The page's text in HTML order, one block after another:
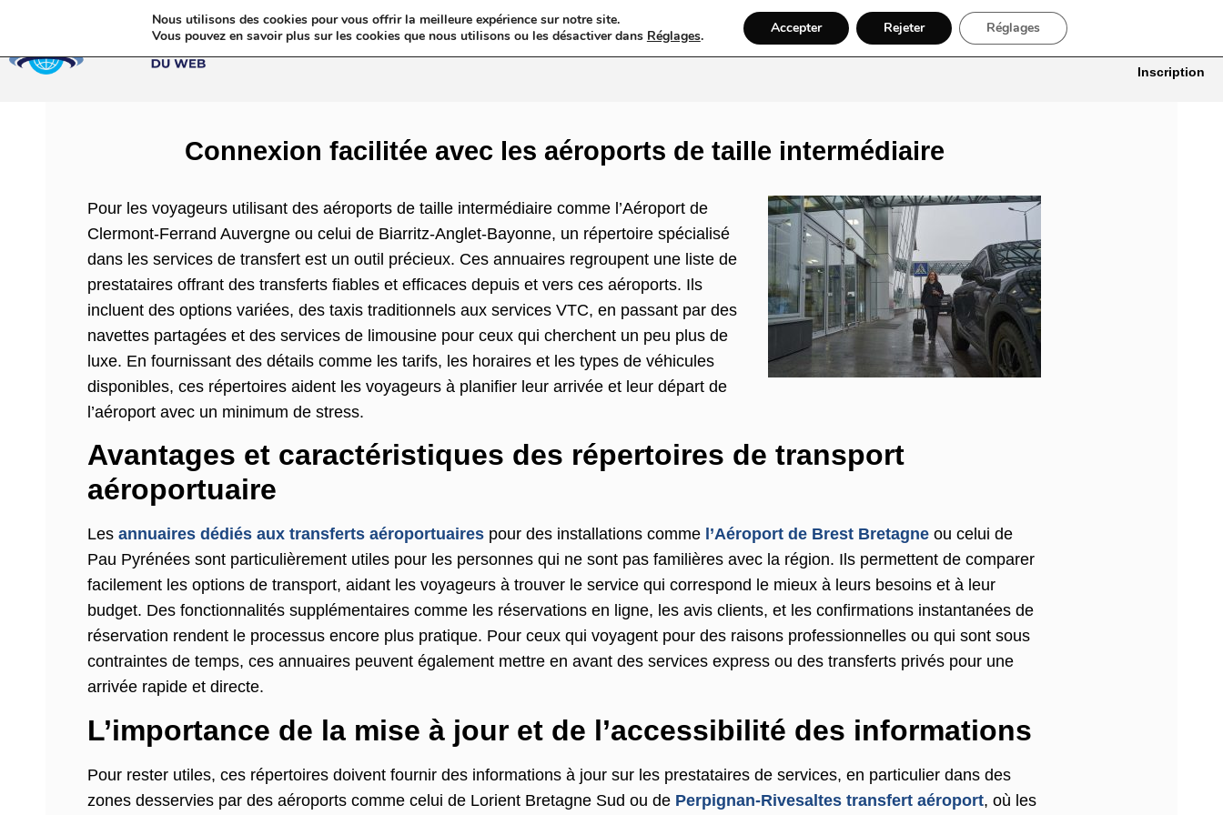
Annuaires & Blogs Web Taxi VTC Ambulance Locations De Voitures Bâtiment, Artisans & Électriciens
Inscription
Connexion facilitée avec les aéroports de taille intermédiaire
Pour les voyageurs utilisant des aéroports de taille intermédiaire comme l’Aéroport de
Clermont-Ferrand Auvergne ou celui de Biarritz-Anglet-Bayonne, un répertoire spécialisé
dans les services de transfert est un outil précieux. Ces annuaires regroupent une liste de
prestataires offrant des transferts fiables et efficaces depuis et vers ces aéroports. Ils
incluent des options variées, des taxis traditionnels aux services VTC, en passant par des
navettes partagées et des services de limousine pour ceux qui cherchent un peu plus de
luxe. En fournissant des détails comme les tarifs, les horaires et les types de véhicules
disponibles, ces répertoires aident les voyageurs à planifier leur arrivée et leur départ de
l’aéroport avec un minimum de stress.
Avantages et caractéristiques des répertoires de transport
aéroportuaire
Les annuaires dédiés aux transferts aéroportuaires pour des installations comme l’Aéroport de Brest Bretagne ou celui de
Pau Pyrénées sont particulièrement utiles pour les personnes qui ne sont pas familières avec la région. Ils permettent de comparer
facilement les options de transport, aidant les voyageurs à trouver le service qui correspond le mieux à leurs besoins et à leur
budget. Des fonctionnalités supplémentaires comme les réservations en ligne, les avis clients, et les confirmations instantanées de
réservation rendent le processus encore plus pratique. Pour ceux qui voyagent pour des raisons professionnelles ou qui sont sous
contraintes de temps, ces annuaires peuvent également mettre en avant des services express ou des transferts privés pour une
arrivée rapide et directe.
L’importance de la mise à jour et de l’accessibilité des informations
Pour rester utiles, ces répertoires doivent fournir des informations à jour sur les prestataires de services, en particulier dans des
zones desservies par des aéroports comme celui de Lorient Bretagne Sud ou de Perpignan-Rivesaltes transfert aéroport, où les
Nous utilisons des cookies pour vous offrir la meilleure expérience sur notre site.
Vous pouvez en savoir plus sur les cookies que nous utilisons ou les désactiver dans Réglages. Accepter Rejeter Réglages